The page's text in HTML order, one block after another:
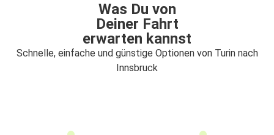
Was Du von
Deiner Fahrt
erwarten kannst
Schnelle, einfache und günstige Optionen von Turin nach
Innsbruck